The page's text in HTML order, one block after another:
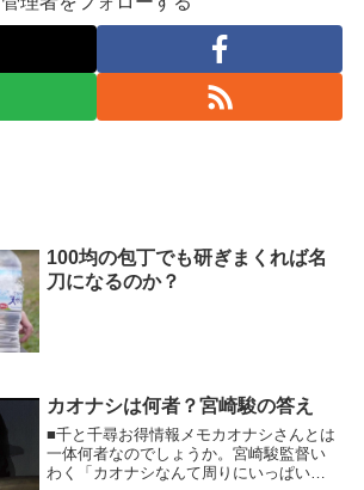
100均の包丁でも研ぎまくれば名
刀になるのか？
カオナシは何者？宮崎駿の答え
■千と千尋お得情報メモカオナシさんとは
一体何者なのでしょうか。宮崎駿監督い
わく「カオナシなんて周りにいっぱいい